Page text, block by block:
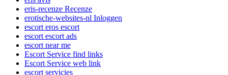
eris-recenze Recenze
erotische-websites-nl Inloggen
escort eros escort
escort escort ads
escort near me
Escort Service find links
Escort Service web link
escort servicies